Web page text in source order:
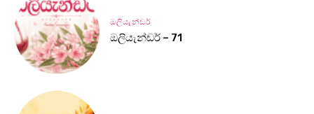
ඔලියැන්ඩර්
ඔලියැන්ඩර් – 71